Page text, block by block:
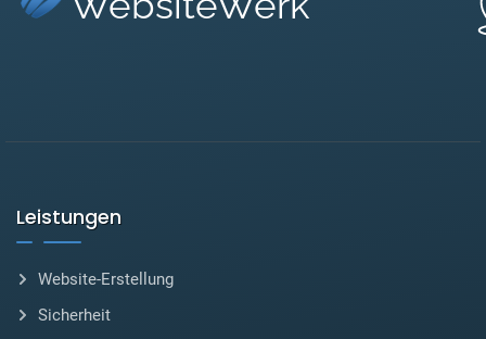
Leistungen
Website-Erstellung
Sicherheit